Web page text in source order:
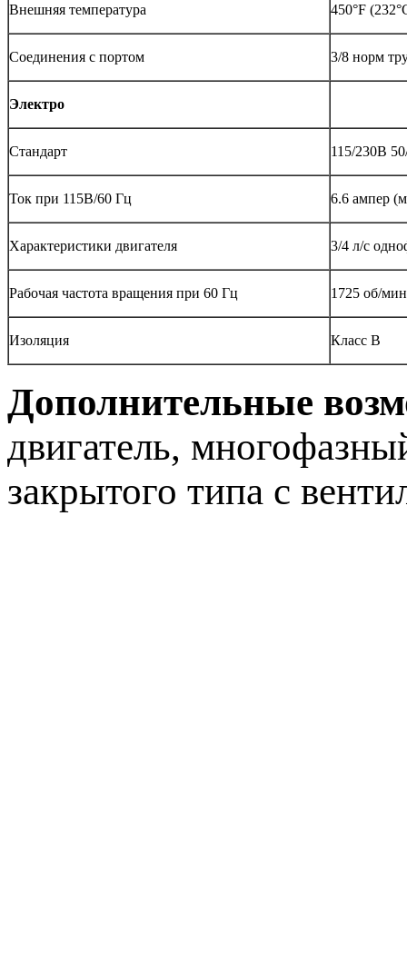
Внешняя температура 450°F
Соединения с портом 3/8 норм
Электро
Стандарт 115/230В
Ток при 115В/60 Гц 6.6 ампер
Характеристики двигателя 3/4 л/c
Рабочая частота вращения при 60 Гц 1725 об/
Изоляция Класс В
Дополнительные
двигатель,
закрытого типа с